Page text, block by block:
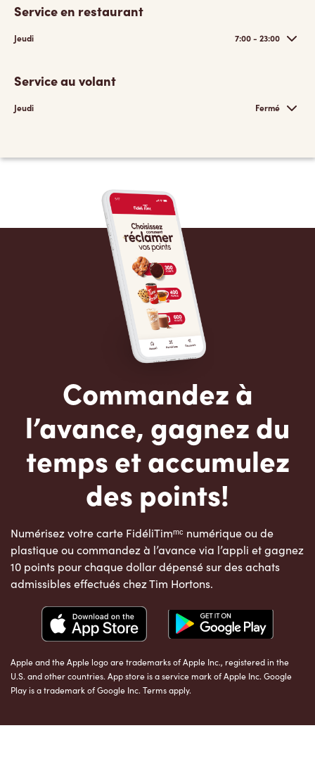
Service en restaurant
Jeudi 7:00 - 23:00
Service au volant
Jeudi Fermé
Commandez à
l’avance, gagnez du
temps et accumulez
des points!
Numérisez votre carte FidéliTimᵐᶜ numérique ou de
plastique ou commandez à l’avance via l’appli et gagnez
10 points pour chaque dollar dépensé sur des achats
admissibles effectués chez Tim Hortons.
Apple and the Apple logo are trademarks of Apple Inc., registered in the
U.S. and other countries. App store is a service mark of Apple Inc. Google
Play is a trademark of Google Inc. Terms apply.